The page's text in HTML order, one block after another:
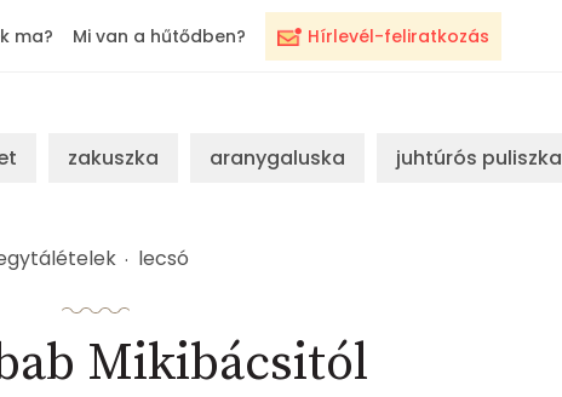
Hírlevél-feliratkozás
ma? Mi van a hűtődben?
zakuszka aranygaluska juhtúrós puliszka
lecsó
Mikibácsitól